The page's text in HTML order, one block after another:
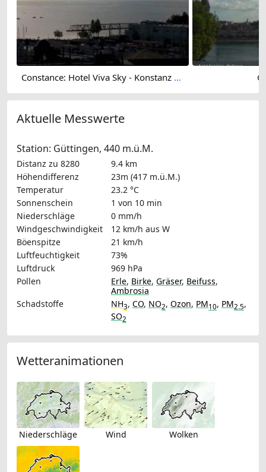
Constance: Hotel Viva Sky - Konstanz Port
Aktuelle Messwerte
Station: Güttingen, 440 m.ü.M.
Distanz zu 8280
9.4 km
Höhendifferenz
23m (417 m.ü.M.)
Temperatur
23.2 °C
Sonnenschein
1 von 10 min
Niederschläge
0 mm/h
Windgeschwindigkeit
12 km/h aus W
Böenspitze
21 km/h
Luftfeuchtigkeit
73%
Luftdruck
969 hPa
Pollen
Erle, Birke, Gräser, Beifuss,
Ambrosia
Schadstoffe
NH3, CO, NO2, Ozon, PM10, PM2.5,
SO2
Wetteranimationen
Niederschläge Wind Wolken